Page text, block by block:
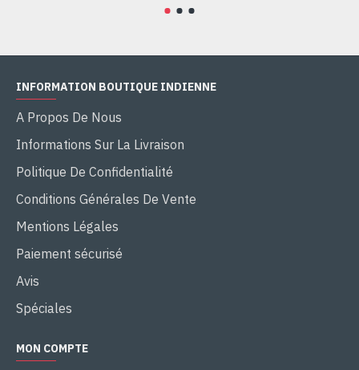
INFORMATION BOUTIQUE INDIENNE
A Propos De Nous
Informations Sur La Livraison
Politique De Confidentialité
Conditions Générales De Vente
Mentions Légales
Paiement sécurisé
Avis
Spéciales
MON COMPTE